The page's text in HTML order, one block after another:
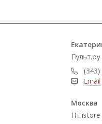
Пульт.ру
(343)
Email
Москва
HiFistore